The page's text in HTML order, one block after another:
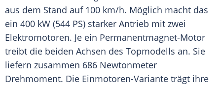
aus dem Stand auf 100 km/h. Möglich macht das
ein 400 kW (544 PS) starker Antrieb mit zwei
Elektromotoren. Je ein Permanentmagnet-Motor
treibt die beiden Achsen des Topmodells an. Sie
liefern zusammen 686 Newtonmeter
Drehmoment. Die Einmotoren-Variante trägt ihre